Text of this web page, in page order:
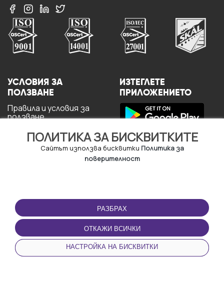
ПОЛИТИКА ЗА БИСКВИТКИТЕ
Сайтът използва бисквитки Политика за
поверителност
РАЗБРАХ
ОТКАЖИ ВСИЧКИ
НАСТРОЙКА НА БИСКВИТКИ
УСЛОВИЯ ЗА
ПОЛЗВАНЕ
Правила и условия за
ползване
поверителност
Политика за кукита
ИЗТЕГЛЕТЕ
ПРИЛОЖЕНИЕТО
© Copyright - URBO 2026